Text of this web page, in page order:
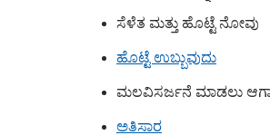
ಸೆಳೆತ ಮತ್ತು ಹೊಟ್ಟೆ ನೋವು
ಹೊಟ್ಟೆ ಉಬ್ಬುವುದು
ಮಲವಿಸರ್ಜನೆ ಮಾಡಲು
ಅತಿಸಾರ